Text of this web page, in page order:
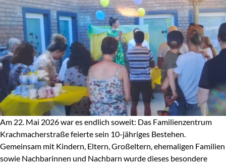
Am 22. Mai 2026 war es endlich soweit: Das Familienzentrum
Krachmacherstraße feierte sein 10-jähriges Bestehen.
Gemeinsam mit Kindern, Eltern, Großeltern, ehemaligen Familien
sowie Nachbarinnen und Nachbarn wurde dieses besondere